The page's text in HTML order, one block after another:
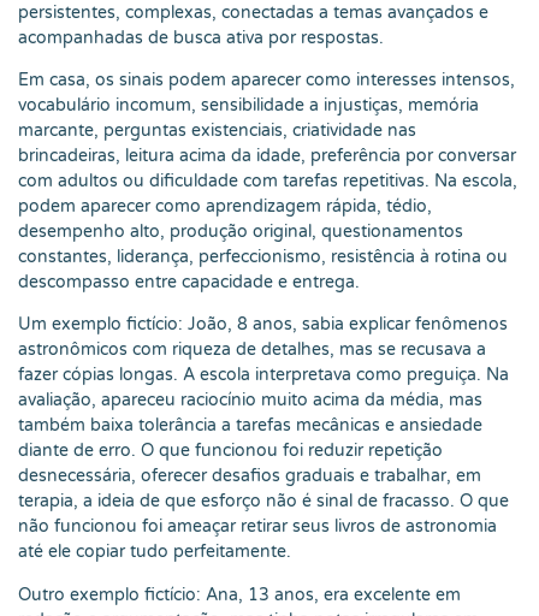
persistentes, complexas, conectadas a temas avançados e
acompanhadas de busca ativa por respostas.
Em casa, os sinais podem aparecer como interesses intensos,
vocabulário incomum, sensibilidade a injustiças, memória
marcante, perguntas existenciais, criatividade nas
brincadeiras, leitura acima da idade, preferência por conversar
com adultos ou dificuldade com tarefas repetitivas. Na escola,
podem aparecer como aprendizagem rápida, tédio,
desempenho alto, produção original, questionamentos
constantes, liderança, perfeccionismo, resistência à rotina ou
descompasso entre capacidade e entrega.
Um exemplo fictício: João, 8 anos, sabia explicar fenômenos
astronômicos com riqueza de detalhes, mas se recusava a
fazer cópias longas. A escola interpretava como preguiça. Na
avaliação, apareceu raciocínio muito acima da média, mas
também baixa tolerância a tarefas mecânicas e ansiedade
diante de erro. O que funcionou foi reduzir repetição
desnecessária, oferecer desafios graduais e trabalhar, em
terapia, a ideia de que esforço não é sinal de fracasso. O que
não funcionou foi ameaçar retirar seus livros de astronomia
até ele copiar tudo perfeitamente.
Outro exemplo fictício: Ana, 13 anos, era excelente em